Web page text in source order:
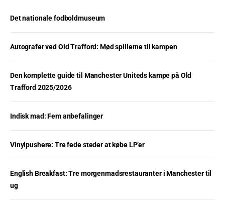
Det nationale fodboldmuseum
Autografer ved Old Trafford: Mød spillerne til kampen
Den komplette guide til Manchester Uniteds kampe på Old
Trafford 2025/2026
Indisk mad: Fem anbefalinger
Vinylpushere: Tre fede steder at købe LP’er
English Breakfast: Tre morgenmadsrestauranter i Manchester til
ug